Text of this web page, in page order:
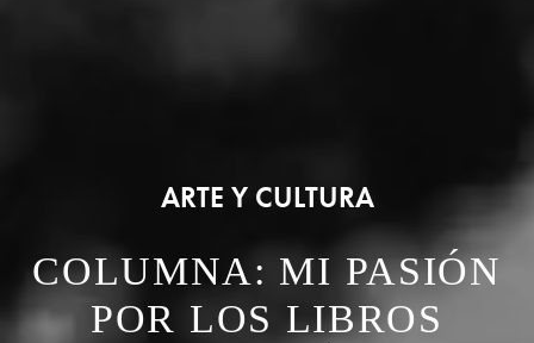
ARTE Y CULTURA
COLUMNA: MI PASIÓN
POR LOS LIBROS